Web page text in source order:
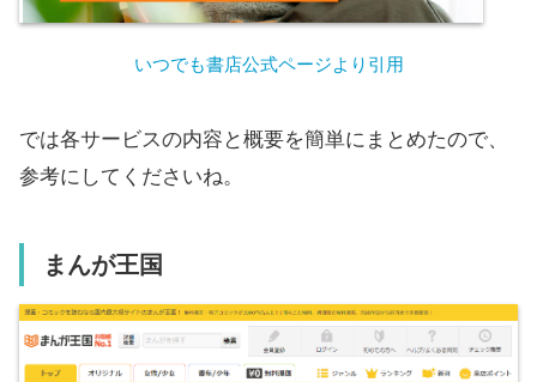
いつでも書店公式ページより引用
では各サービスの内容と概要を簡単にまとめたので、
参考にしてくださいね。
まんが王国